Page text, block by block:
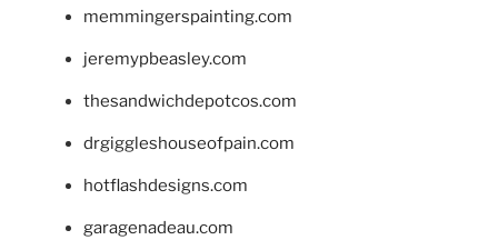
memmingerspainting.com
jeremypbeasley.com
thesandwichdepotcos.com
drgiggleshouseofpain.com
hotflashdesigns.com
garagenadeau.com